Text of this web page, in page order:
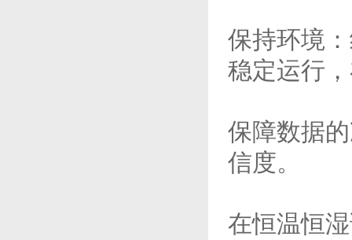
保持环境
稳定运行
保障数据
信度。
在恒温恒